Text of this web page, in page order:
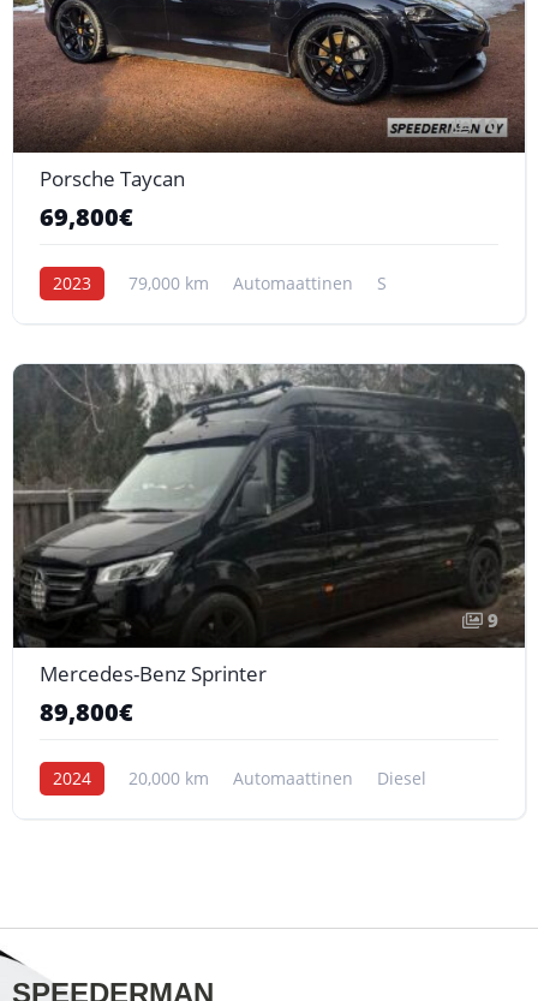
10
Porsche Taycan
69,800€
2023 79,000 km Automaattinen S
9
Mercedes-Benz Sprinter
89,800€
2024 20,000 km Automaattinen Diesel
SPEEDERMAN